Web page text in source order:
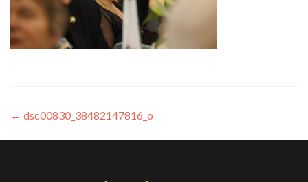
← dsc00830_38482147816_o